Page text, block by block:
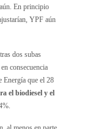
En principio
YPF aún
dos subas
consecuencia
Energía que el 28
el biodiesel y el